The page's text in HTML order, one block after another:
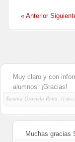
« Anterior
Muy claro y con
alumnos. ¡Gracias!
Susana Graciela Retta,
11 Años
Muchas gracias